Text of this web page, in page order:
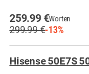
259.99 €Worten
299.99 €-13%
Hisense 50E7S